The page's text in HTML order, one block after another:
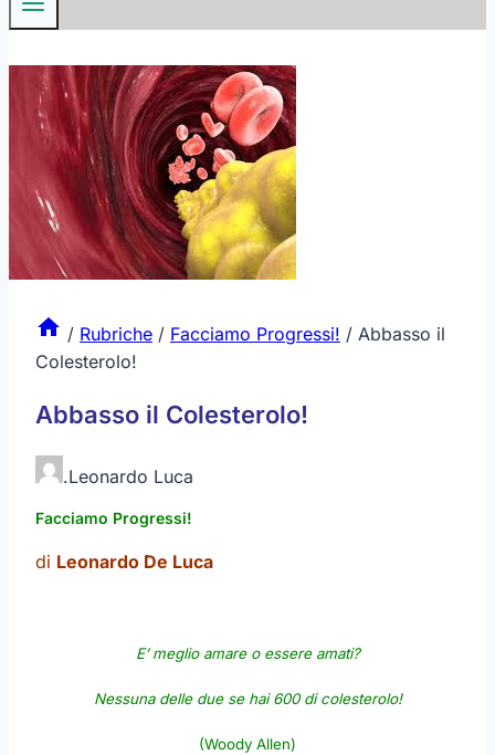
/ Rubriche / Facciamo Progressi! / Abbasso il
Colesterolo!
Abbasso il Colesterolo!
.Leonardo Luca
Facciamo Progressi!
di Leonardo De Luca
E’ meglio amare o essere amati?
Nessuna delle due se hai 600 di colesterolo!
(Woody Allen)